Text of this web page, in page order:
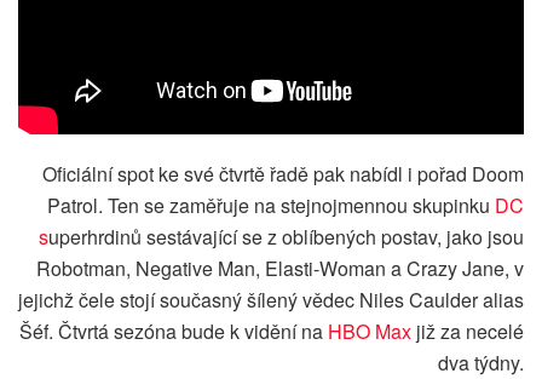
Oficiální spot ke své čtvrtě řadě pak nabídl i pořad Doom
Patrol. Ten se zaměřuje na stejnojmennou skupinku DC
superhrdinů sestávající se z oblíbených postav, jako jsou
Robotman, Negative Man, Elasti-Woman a Crazy Jane, v
jejichž čele stojí současný šílený vědec Niles Caulder alias
Šéf. Čtvrtá sezóna bude k vidění na HBO Max již za necelé
dva týdny.